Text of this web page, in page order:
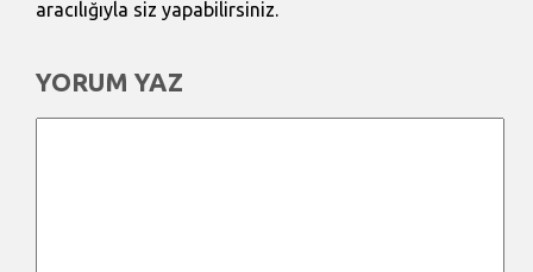
aracılığıyla siz yapabilirsiniz.
YORUM YAZ